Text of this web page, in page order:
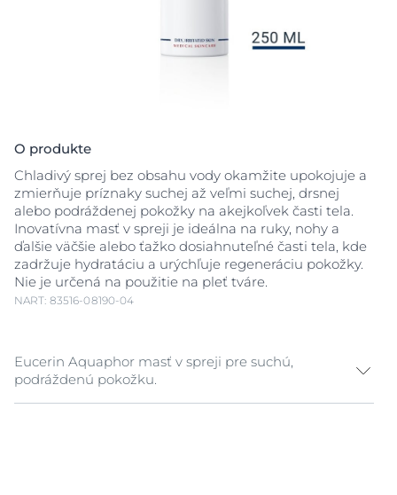
O produkte
Chladivý sprej bez obsahu vody okamžite upokojuje a
zmierňuje príznaky suchej až veľmi suchej, drsnej
alebo podráždenej pokožky na akejkoľvek časti tela.
Inovatívna masť v spreji je ideálna na ruky, nohy a
ďalšie väčšie alebo ťažko dosiahnuteľné časti tela, kde
zadržuje hydratáciu a urýchľuje regeneráciu pokožky.
Nie je určená na použitie na pleť tváre.
NART: 83516-08190-04
Eucerin Aquaphor masť v spreji pre suchú,
podráždenú pokožku.